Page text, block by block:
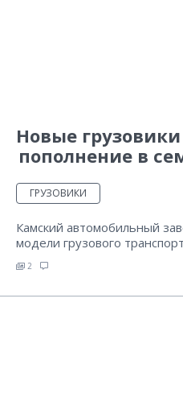
Новые
пополнение в
ГРУЗОВИКИ
Камский автомобильный
модели грузового
2